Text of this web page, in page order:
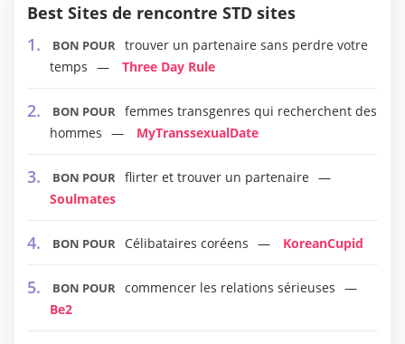
Best Sites de rencontre STD sites
BON POUR trouver un partenaire sans perdre votre
temps
Three Day Rule
BON POUR femmes transgenres qui recherchent des
hommes
MyTranssexualDate
BON POUR flirter et trouver un partenaire
Soulmates
BON POUR Célibataires coréens KoreanCupid
BON POUR commencer les relations sérieuses
Be2